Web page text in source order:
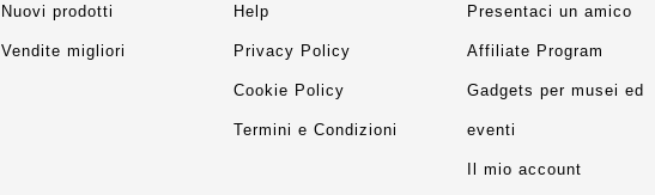
Nuovi prodotti
Vendite migliori
Help
Privacy Policy
Cookie Policy
Termini e Condizioni
Presentaci un amico
Affiliate Program
Gadgets per musei ed
eventi
Il mio account